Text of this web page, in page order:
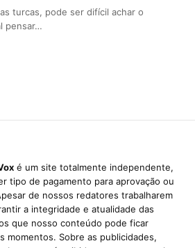
turcas, pode ser difícil achar o
pensar…
é um site totalmente independente,
tipo de pagamento para aprovação ou
de nossos redatores trabalharem
a integridade e atualidade das
que nosso conteúdo pode ficar
momentos. Sobre as publicidades,